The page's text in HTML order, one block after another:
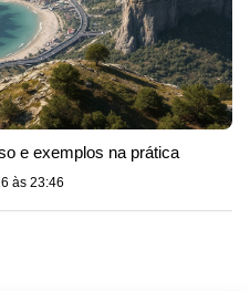
e exemplos na prática
às 23:46